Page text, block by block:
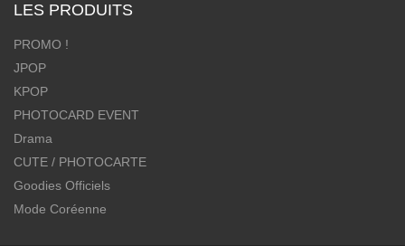
LES PRODUITS
PROMO !
JPOP
KPOP
PHOTOCARD EVENT
Drama
CUTE / PHOTOCARTE
Goodies Officiels
Mode Coréenne